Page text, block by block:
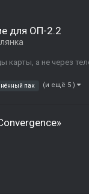
для ОП-2.2
карты, а не через
пак (и ещё 5 )